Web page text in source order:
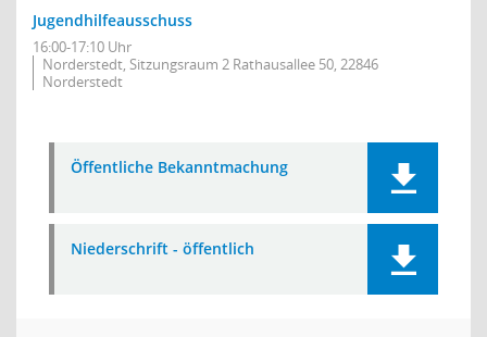
Jugendhilfeausschuss
16:00-17:10 Uhr
Norderstedt, Sitzungsraum 2 Rathausallee 50, 22846
Norderstedt
Öffentliche Bekanntmachung
Niederschrift - öffentlich